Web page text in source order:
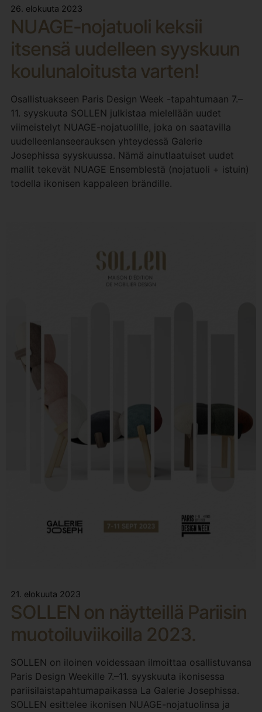
26. elokuuta 2023
NUAGE-nojatuoli keksii
itsensä uudelleen syyskuun
koulunaloitusta varten!
Osallistuakseen Paris Design Week -tapahtumaan 7.–
11. syyskuuta SOLLEN julkistaa mielellään uudet
viimeistelyt NUAGE-nojatuolille, joka on saatavilla
uudelleenlanseerauksen yhteydessä Galerie
Josephissa syyskuussa. Nämä ainutlaatuiset uudet
mallit tekevät NUAGE Ensemblestä (nojatuoli + istuin)
todella ikonisen kappaleen brändille.
21. elokuuta 2023
SOLLEN on näytteillä Pariisin
muotoiluviikoilla 2023.
SOLLEN on iloinen voidessaan ilmoittaa osallistuvansa
Paris Design Weekille 7.–11. syyskuuta ikonisessa
pariisilaistapahtumapaikassa La Galerie Josephissa.
SOLLEN esittelee ikonisen NUAGE-nojatuolinsa ja